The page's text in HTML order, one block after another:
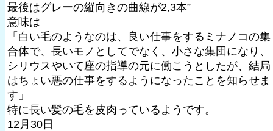
最後はグレーの縦向きの曲線が2,3本”
意味は
「白い毛のようなのは、良い仕事をするミナノコの集
合体で、長いモノとしてでなく、小さな集団になり、
シリウスやいて座の指導の元に働こうとしたが、結局
はちょい悪の仕事をするようになったことを知らせま
す」
特に長い髪の毛を皮肉っているようです。
12月30日